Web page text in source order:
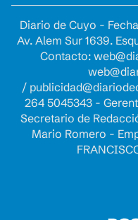
Diario de Cuyo -
Av. Alem Sur 1639.
Contacto:
/
264 5045343 -
Secretario de
Mario Romero -